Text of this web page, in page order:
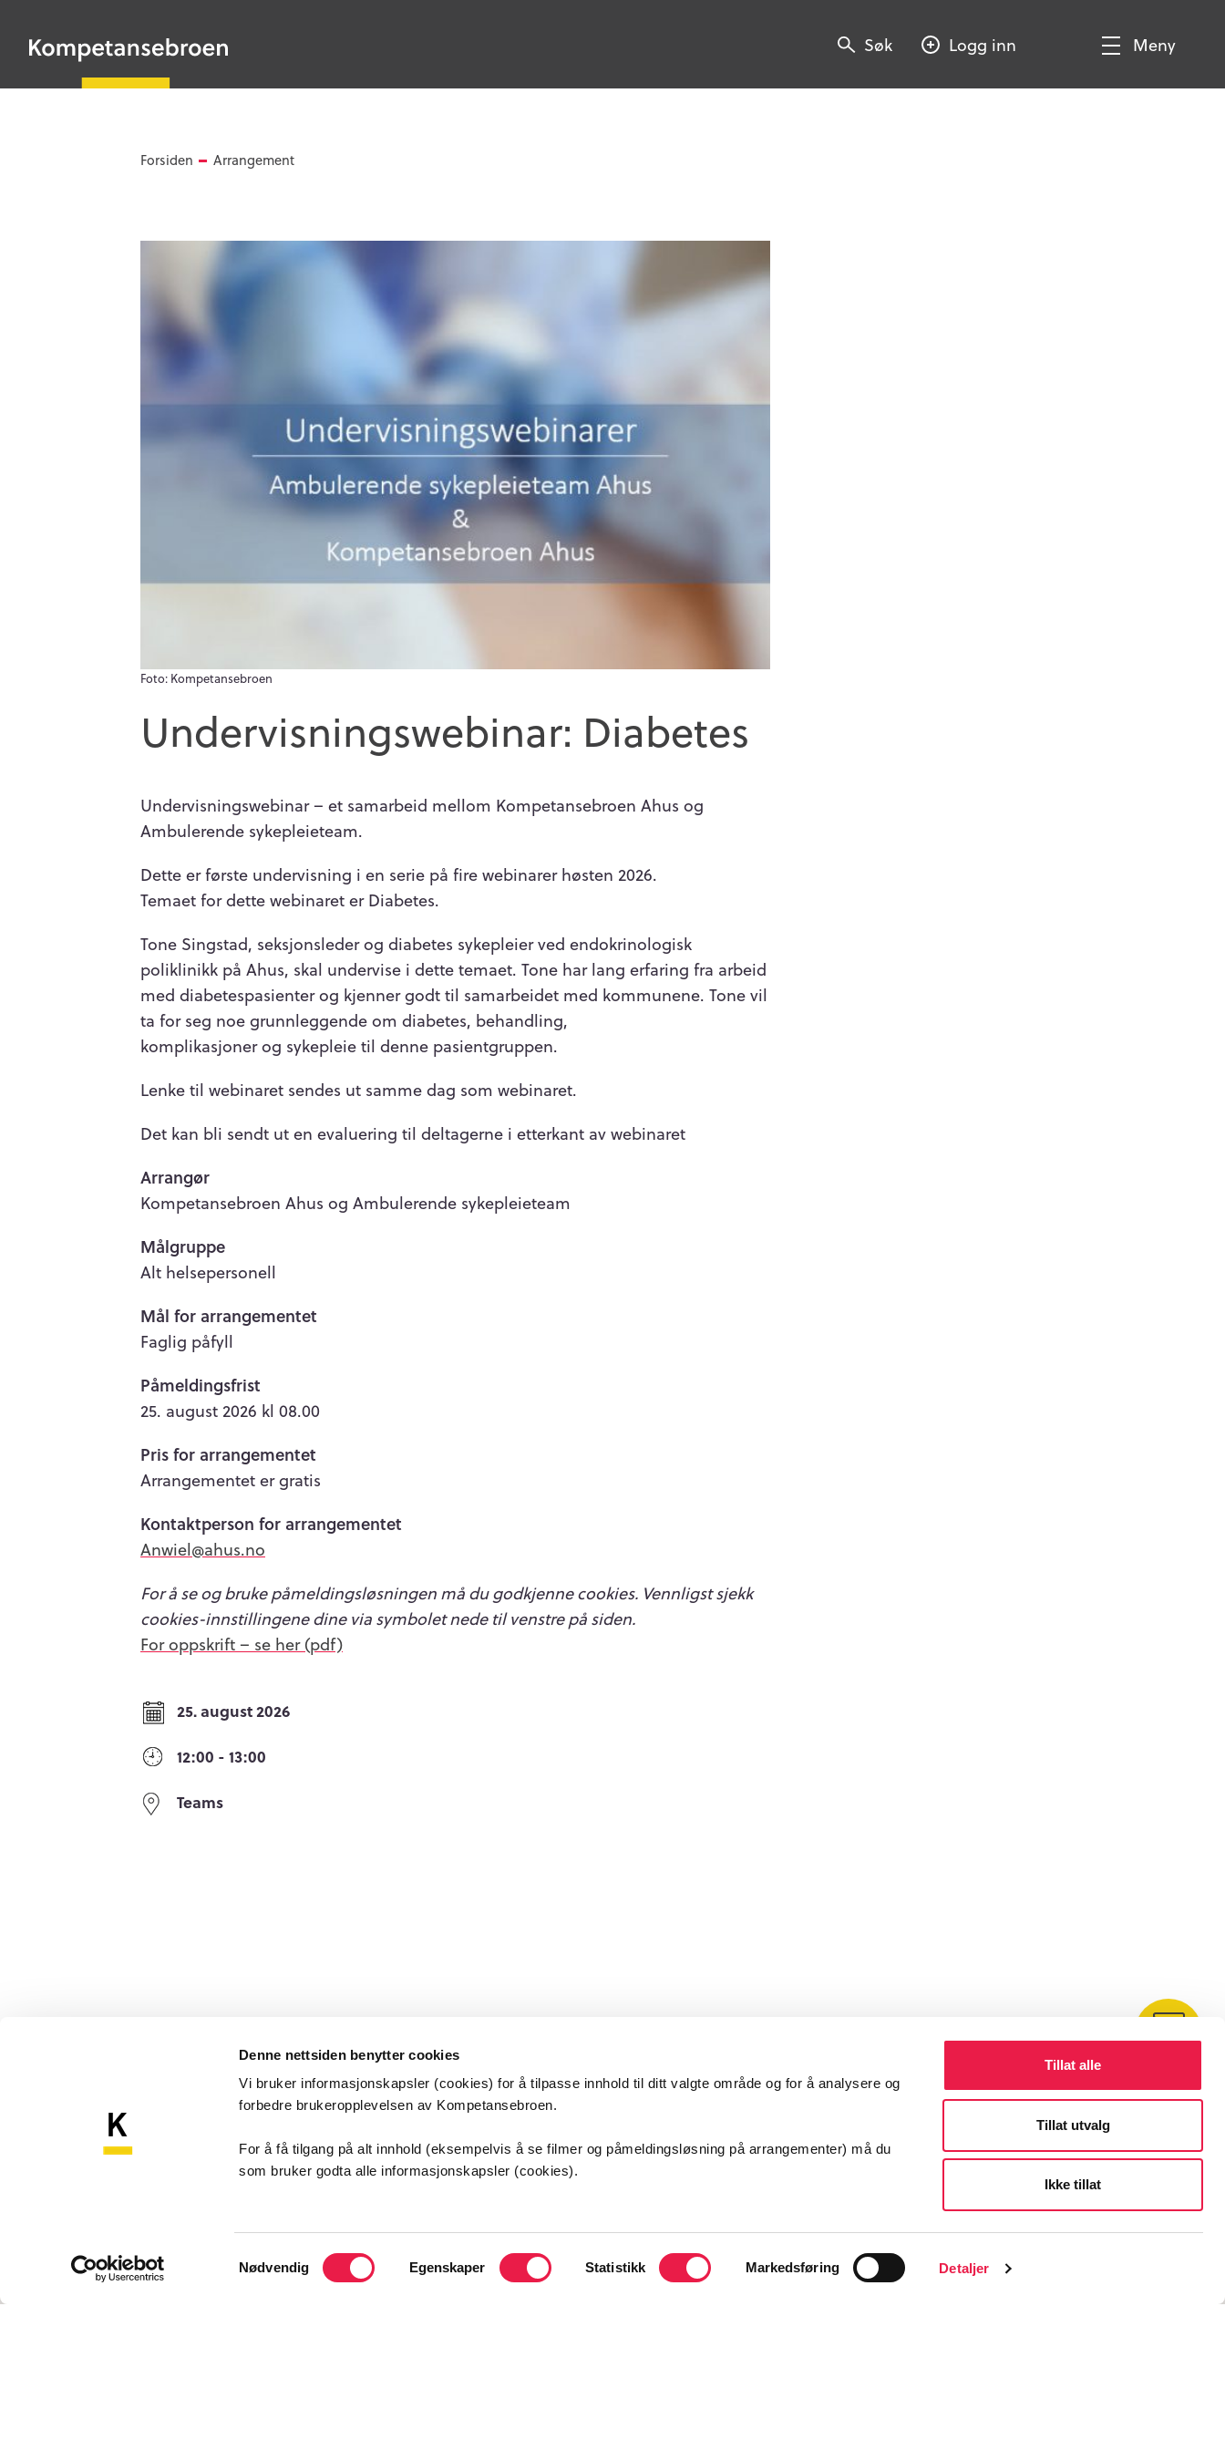
Denne nettsiden benytter cookies
Vi bruker informasjonskapsler (cookies) for å tilpasse innhold til ditt valgte område og for å analysere og
forbedre brukeropplevelsen av Kompetansebroen.
For å få tilgang på alt innhold (eksempelvis å se filmer og påmeldingsløsning på arrangementer) må du
som bruker godta alle informasjonskapsler (cookies).
Samtykkevalg
Nødvendig Egenskaper Statistikk Markedsføring Detaljer
Tillat alle
Tillat utvalg
Ikke tillat
HOVEDINNHOLD
Kompetansebroen Søk
Søk Søk Logg inn
Vis/SkjulMeny
Forsiden Arrangement
Foto: Kompetansebroen
Undervisningswebinar: Diabetes
Undervisningswebinar – et samarbeid mellom Kompetansebroen Ahus og
Ambulerende sykepleieteam.
Dette er første undervisning i en serie på fire webinarer høsten 2026.
Temaet for dette webinaret er Diabetes.
Tone Singstad, seksjonsleder og diabetes sykepleierved endokrinologisk
poliklinikk på Ahus, skal undervise i dette temaet. Tone har lang erfaring fra arbeid
med diabetespasienter og kjenner godt til samarbeidet med kommunene. Tone vil
ta for seg noe grunnleggende om diabetes, behandling,
komplikasjoner og sykepleie til denne pasientgruppen.
Lenke til webinaret sendes ut samme dag som webinaret.
Det kan bli sendt ut en evaluering til deltagerne i etterkant av webinaret
Arrangør
Kompetansebroen Ahus og Ambulerende sykepleieteam
Målgruppe
Alt helsepersonell
Mål for arrangementet
Faglig påfyll
Påmeldingsfrist
25. august 2026 kl 08.00
Pris for arrangementet
Arrangementet er gratis
Kontaktperson for arrangementet
Anwiel@ahus.no
For å se og bruke påmeldingsløsningen må du godkjenne cookies. Vennligst sjekk
cookies-innstillingene dine via symbolet nede til venstre på siden.
For oppskrift – se her (pdf)
25. august 2026
12:00 - 13:00
Teams
Kompetansebroen Kompetansebroen
Akershus universitetssykehus HF
1478 Nordbyhagen
Kontakt